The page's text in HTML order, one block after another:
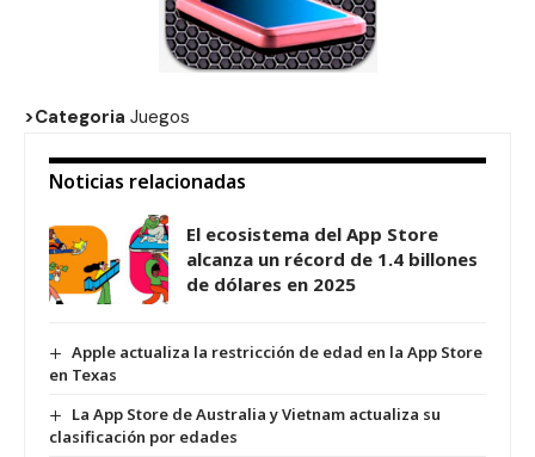
>Categoria Juegos
Noticias relacionadas
El ecosistema del App Store
alcanza un récord de 1.4 billones
de dólares en 2025
Apple actualiza la restricción de edad en la App Store
en Texas
La App Store de Australia y Vietnam actualiza su
clasificación por edades